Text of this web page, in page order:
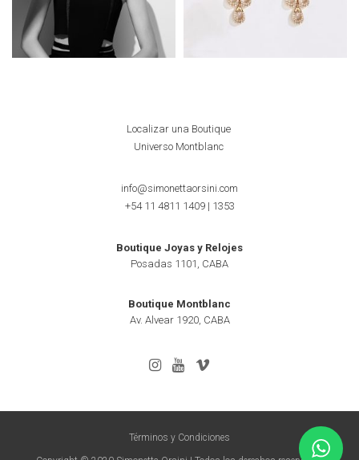
Localizar una Boutique
Universo Montblanc
info@simonettaorsini.com
+54 11 4811 1409| 1353
Boutique Joyas y Relojes
Posadas 1101, CABA
Boutique Montblanc
Av. Alvear 1920, CABA
Términos y Condiciones